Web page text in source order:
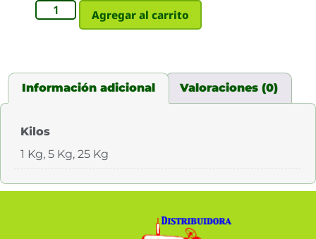
Agregar al carrito
Información adicional Valoraciones (0)
Kilos
1 Kg, 5 Kg, 25 Kg